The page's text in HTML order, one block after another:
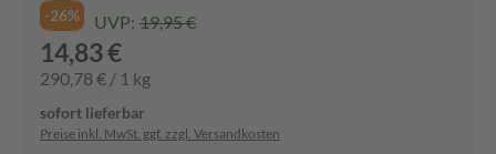
-26% UVP: 19,95 €
14,83 €
290,78 € / 1 kg
sofort lieferbar
Preise inkl. MwSt. ggf. zzgl. Versandkosten